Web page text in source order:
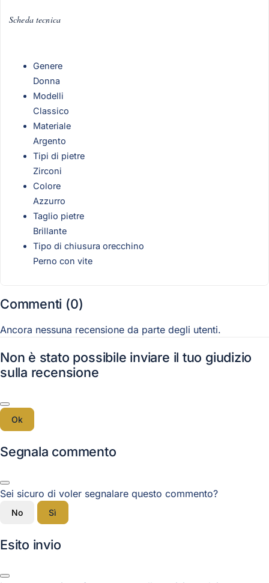
Scheda tecnica
Genere
Donna
Modelli
Classico
Materiale
Argento
Tipi di pietre
Zirconi
Colore
Azzurro
Taglio pietre
Brillante
Tipo di chiusura orecchino
Perno con vite
Commenti (0)
Ancora nessuna recensione da parte degli utenti.
Non è stato possibile inviare il tuo giudizio
sulla recensione
Ok
Segnala commento
Sei sicuro di voler segnalare questo commento?
No Sì
Esito invio